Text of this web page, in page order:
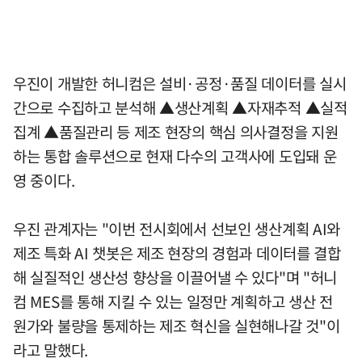
우진이 개발한 허니컴은 설비·공정·품질 데이터를 실시
간으로 수집하고 분석해 ▲생산계획 ▲자재추적 ▲실적
집계 ▲품질관리 등 제조 현장의 핵심 의사결정을 지원
하는 통합 솔루션으로 현재 다수의 고객사에 도입돼 운
영 중이다.
우진 관계자는 "이번 전시회에서 선보인 생산계획 AI와
제조 특화 AI 챗봇은 제조 현장의 경험과 데이터를 결합
해 실질적인 생산성 향상을 이끌어낼 수 있다"며 "허니
컴 MES를 통해 지킬 수 있는 일정만 계획하고 생산 전
원가와 불량을 통제하는 제조 혁신을 실현해나갈 것"이
라고 말했다.